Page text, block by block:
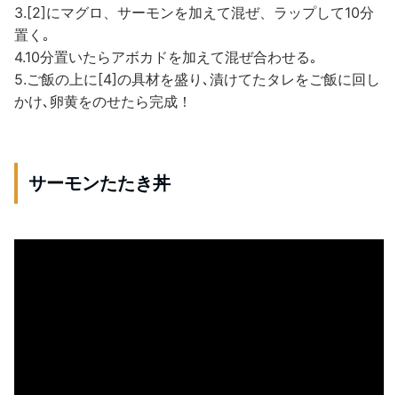
3.[2]にマグロ、サーモンを加えて混ぜ、ラップして10分
置く｡
4.10分置いたらアボカドを加えて混ぜ合わせる｡
5.ご飯の上に[4]の具材を盛り､漬けてたタレをご飯に回し
かけ､卵黄をのせたら完成！
サーモンたたき丼